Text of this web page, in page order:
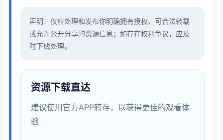
声明：仅应处理和发布你明确拥有授权、可合法转载
或允许公开分享的资源信息；如存在权利争议，应及
时下线处理。
资源下载直达
建议使用官方APP转存，以获得更佳的观看体
验